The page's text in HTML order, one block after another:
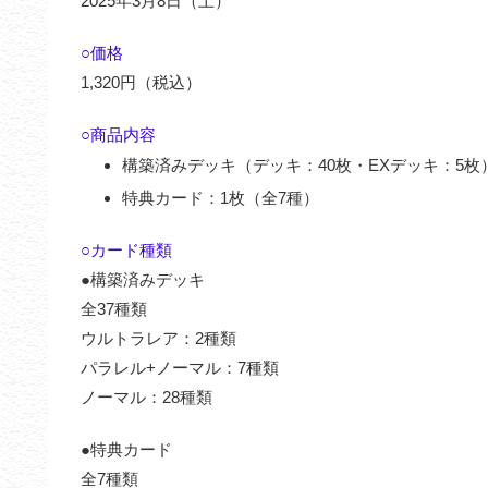
○価格
1,320円（税込）
○商品内容
構築済みデッキ（デッキ：40枚・EXデッキ：5枚
特典カード：1枚（全7種）
○カード種類
●構築済みデッキ
全37種類
ウルトラレア：2種類
パラレル+ノーマル：7種類
ノーマル：28種類
●特典カード
全7種類